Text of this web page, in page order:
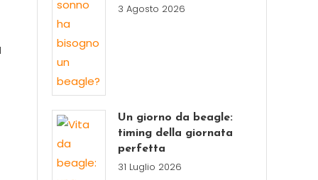
3 Agosto 2026
Un giorno da beagle:
timing della giornata
perfetta
31 Luglio 2026